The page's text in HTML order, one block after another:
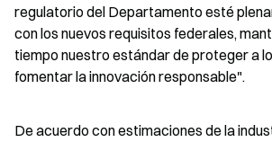
regulatorio del Departamento esté
con los nuevos requisitos federales,
tiempo nuestro estándar de proteger a
fomentar la innovación responsable".
De acuerdo con estimaciones de la